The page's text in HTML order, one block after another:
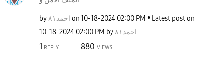
by احمد٨١ on‎10-18-2024 02:00 PM
Latest post on
‎10-18-2024 02:00 PM by احمد٨١
1 REPLY 880 VIEWS